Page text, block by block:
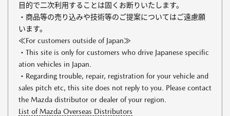
目的で二次利用することは固くお断りいたします。
・商品等の売り込みや技術等のご提案についてはご遠慮願
います。
≪For customers outside of Japan≫
・This site is only for customers who drive Japanese specific
ation vehicles in Japan.
・Regarding trouble, repair, registration for your vehicle and
sales pitch etc, this site does not reply to you. Please contact
the Mazda distributor or dealer of your region.
List of Mazda Overseas Distributors